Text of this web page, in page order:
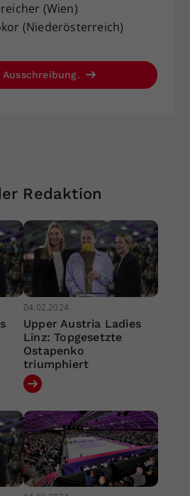
(Wien)
(Niederösterreich)
Redaktion
04.02.2024
Upper Austria Ladies
Linz: Topgesetzte
Ostapenko
triumphiert